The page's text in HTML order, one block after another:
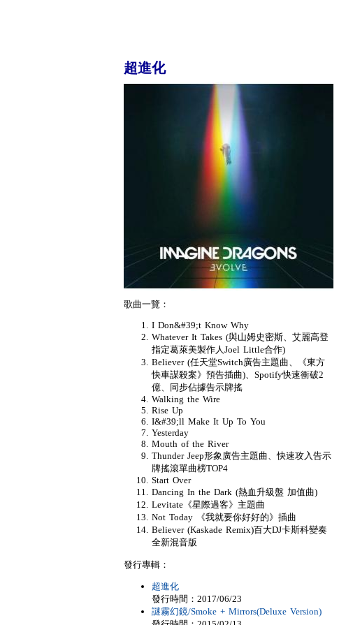
超進化
歌曲一覽：
I Don&#39;t Know Why
Whatever It Takes (與山姆史密斯、艾麗高登
指定葛萊美製作人Joel Little合作)
Believer (任天堂Switch廣告主題曲、《東方
快車謀殺案》預告插曲)、Spotify快速衝破2
億、同步佔據告示牌搖
Walking the Wire
Rise Up
I&#39;ll Make It Up To You
Yesterday
Mouth of the River
Thunder Jeep形象廣告主題曲、快速攻入告示
牌搖滾單曲榜TOP4
Start Over
Dancing In the Dark (熱血升級盤 加值曲)
Levitate《星際過客》主題曲
Not Today 《我就要你好好的》插曲
Believer (Kaskade Remix)百大DJ卡斯科變奏
全新混音版
發行專輯：
超進化
發行時間：2017/06/23
謎霧幻鏡/Smoke + Mirrors(Deluxe Version)